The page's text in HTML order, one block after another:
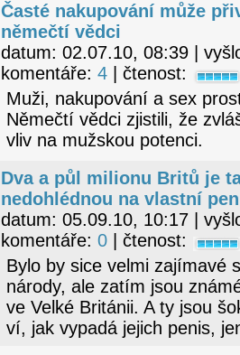
Časté nakupování může
němečtí vědci
datum: 02.07.10, 08:39 |
komentáře: 4 | čtenost:
Muži, nakupování a sex
Němečtí vědci zjistili, že
vliv na mužskou potenci.
Dva a půl milionu Britů je
nedohlédnou na vlastní
datum: 05.09.10, 10:17 |
komentáře: 0 | čtenost:
Bylo by sice velmi zajímavé
národy, ale zatím jsou
ve Velké Británii. A ty jsou
ví, jak vypadá jejich penis,